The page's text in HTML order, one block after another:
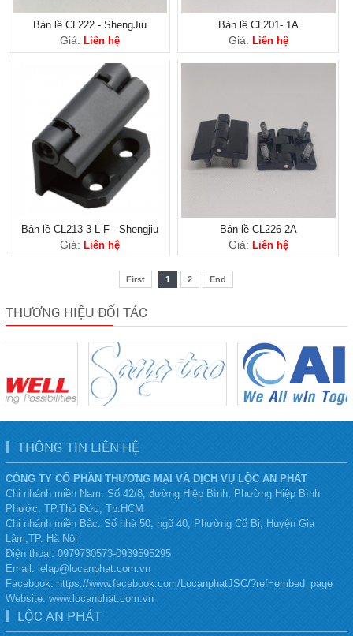
Bản lề CL222 - ShengJiu
Giá: Liên hệ
Bản lề CL201- 1A
Giá: Liên hệ
Bản lề CL213-3-L-F - Shengjiu
Giá: Liên hệ
Bản lề CL226-2A
Giá: Liên hệ
First 1 2 End
THƯƠNG HIỆU ĐỐI TÁC
THÔNG TIN LIÊN HỆ
CÔNG TY CỔ PHẦN THƯƠNG MẠI VÀ DỊCH VỤ LỘC AN PHÁT
Chi nhánh miền Nam: Số 42/8, đường Hiệp Bình, Phường Hiệp Bình
Phước, TP.Thủ Đức, Tp.HCM
Chi nhánh miền Bắc: Số nhà 50, ngõ 40, Phường Cổ Bi, Huyện Gia
Lâm,TP. Hà Nội
Điện thoại: 0979730573-0939595295
Email: lelap@locanphat.com.vn
Facebook: https://www.facebook.com/LocanphatJSC/?ref=embed_page
Website: www.locanphat.com.vn
LỘC AN PHÁT